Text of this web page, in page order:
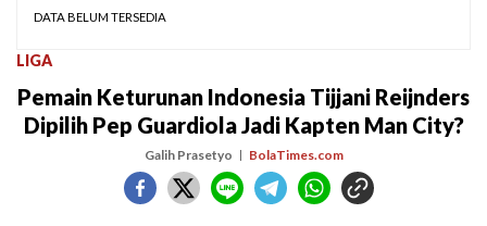
DATA BELUM TERSEDIA
LIGA
Pemain Keturunan Indonesia Tijjani Reijnders
Dipilih Pep Guardiola Jadi Kapten Man City?
Galih Prasetyo BolaTimes.com